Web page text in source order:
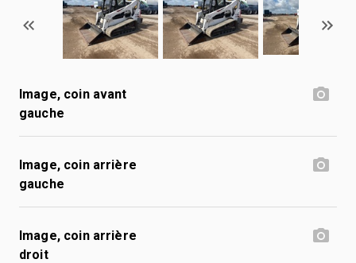
Image, coin avant
gauche
Image, coin arrière
gauche
Image, coin arrière
droit